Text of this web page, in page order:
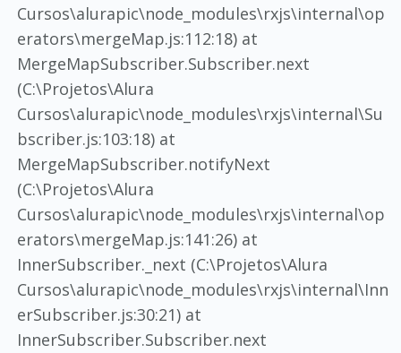
Cursos\alurapic\node_modules\rxjs\internal\op
erators\mergeMap.js:112:18) at
MergeMapSubscriber.Subscriber.next
(C:\Projetos\Alura
Cursos\alurapic\node_modules\rxjs\internal\Su
bscriber.js:103:18) at
MergeMapSubscriber.notifyNext
(C:\Projetos\Alura
Cursos\alurapic\node_modules\rxjs\internal\op
erators\mergeMap.js:141:26) at
InnerSubscriber._next (C:\Projetos\Alura
Cursos\alurapic\node_modules\rxjs\internal\Inn
erSubscriber.js:30:21) at
InnerSubscriber.Subscriber.next